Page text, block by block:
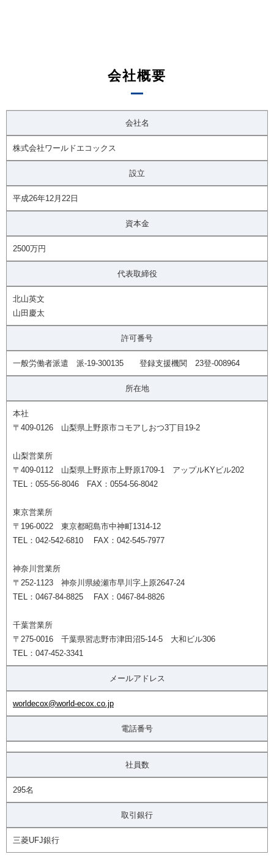
会社概要
会社名
株式会社ワールドエコックス
設立
平成26年12月22日
資本金
2500万円
代表取締役
北山英文
山田慶太
許可番号
一般労働者派遣 派-19-300135 登録支援機関 23登-008964
所在地
本社
〒409-0126 山梨県上野原市コモアしおつ3丁目19-2
山梨営業所
〒409-0112 山梨県上野原市上野原1709-1 アップルKYビル202
TEL：055-56-8046 FAX：0554-56-8042
東京営業所
〒196-0022 東京都昭島市中神町1314-12
TEL：042-542-6810 FAX：042-545-7977
神奈川営業所
〒252-1123 神奈川県綾瀬市早川字上原2647-24
TEL：0467-84-8825 FAX：0467-84-8826
千葉営業所
〒275-0016 千葉県習志野市津田沼5-14-5 大和ビル306
TEL：047-452-3341
メールアドレス
worldecox@world-ecox.co.jp
電話番号
社員数
295名
取引銀行
三菱UFJ銀行